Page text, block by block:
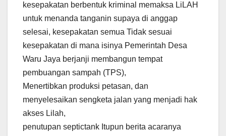
kesepakatan berbentuk kriminal memaksa LiLAH
untuk menanda tanganin supaya di anggap
selesai, kesepakatan semua Tidak sesuai
kesepakatan di mana isinya Pemerintah Desa
Waru Jaya berjanji membangun tempat
pembuangan sampah (TPS),
Menertibkan produksi petasan, dan
menyelesaikan sengketa jalan yang menjadi hak
akses Lilah,
penutupan septictank Itupun berita acaranya